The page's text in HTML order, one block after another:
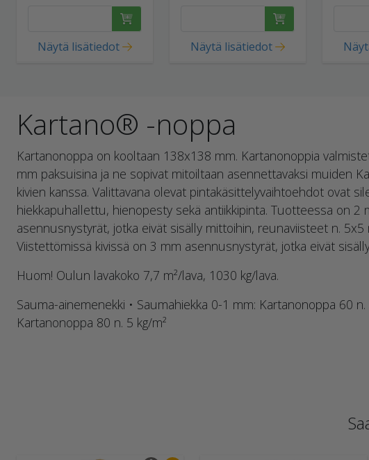
Näytä lisätiedot Näytä lisätiedot
Kartano® -noppa
Kartanonoppa on kooltaan 138x138 mm. Kartanonoppia
mm paksuisina ja ne sopivat mitoiltaan asennettavaksi muiden
kivien kanssa. Valittavana olevat pintakäsittelyvaihtoehdot ovat
hiekkapuhallettu, hienopesty sekä antiikkipinta. Tuotteessa on 2
asennusnystyrät, jotka eivät sisälly mittoihin, reunaviisteet n. 5x5
Viistettömissä kivissä on 3 mm asennusnystyrät, jotka eivät
Huom! Oulun lavakoko 7,7 m²/lava, 1030 kg/lava.
Sauma-ainemenekki • Saumahiekka 0-1 mm: Kartanonoppa 60 n.
Kartanonoppa 80 n. 5 kg/m²